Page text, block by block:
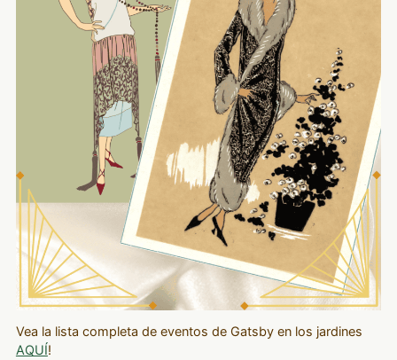
Vea la lista completa de eventos de Gatsby en los jardines
AQUÍ!